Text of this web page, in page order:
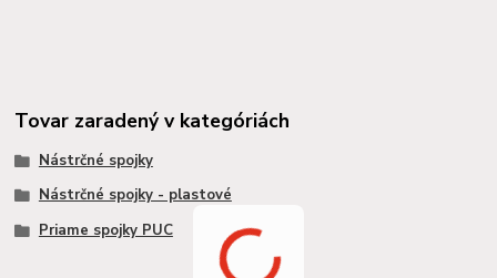
Tovar zaradený v kategóriách
Nástrčné spojky
Nástrčné spojky - plastové
Priame spojky PUC